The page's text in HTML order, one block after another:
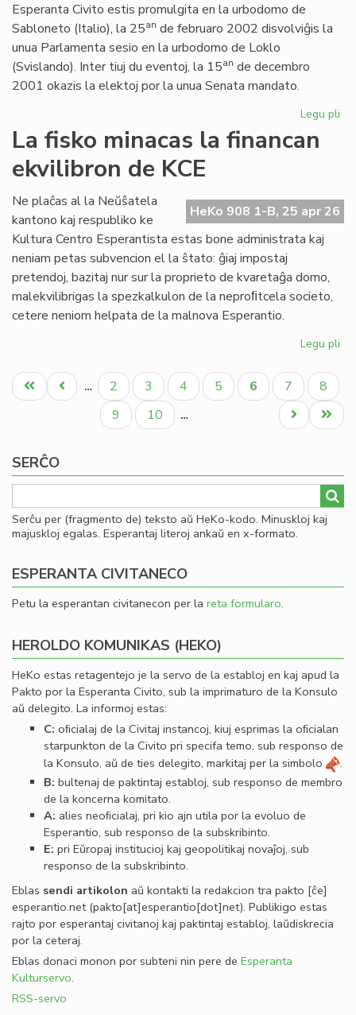
Esperanta Civito estis promulgita en la urbodomo de
Sabloneto (Italio), la 25an de februaro 2002 disvolviĝis la
unua Parlamenta sesio en la urbodomo de Loklo
(Svislando). Inter tiuj du eventoj, la 15an de decembro
2001 okazis la elektoj por la unua Senata mandato.
Legu pli
La fisko minacas la financan
ekvilibron de KCE
HeKo 908 1-B, 25 apr 26
Ne plaĉas al la Neŭŝatela
kantono kaj respubliko ke
Kultura Centro Esperantista estas bone administrata kaj
neniam petas subvencion el la ŝtato: ĝiaj impostaj
pretendoj, bazitaj nur sur la proprieto de kvaretaĝa domo,
malekvilibrigas la spezkalkulon de la neproﬁtcela societo,
cetere neniom helpata de la malnova Esperantio.
Legu pli
la
Pagination
Unua
paĝo
Antaŭa
paĝo
… Paĝo
2 Paĝo
3 Paĝo
4 Paĝo
5
Aktuala
paĝo
6 Paĝo
7 Paĝo
8
Paĝo
9 Paĝo
10 …
Last
page
Next
page
SERĈO
Serĉu per (fragmento de) teksto aŭ HeKo-kodo. Minuskloj kaj
majuskloj egalas. Esperantaj literoj ankaŭ en x-formato.
ESPERANTA CIVITANECO
Petu la esperantan civitanecon per la reta formularo.
HEROLDO KOMUNIKAS (HEKO)
HeKo estas retagentejo je la servo de la establoj en kaj apud la
Pakto por la Esperanta Civito, sub la imprimaturo de la Konsulo
aŭ delegito. La informoj estas:
C: oﬁcialaj de la Civitaj instancoj, kiuj esprimas la oﬁcialan
starpunkton de la Civito pri specifa temo, sub responso de
la Konsulo, aŭ de ties delegito, markitaj per la simbolo
.
B: bultenaj de paktintaj establoj, sub responso de membro
de la koncerna komitato.
A: alies neoﬁcialaj, pri kio ajn utila por la evoluo de
Esperantio, sub responso de la subskribinto.
E: pri Eŭropaj institucioj kaj geopolitikaj novaĵoj, sub
responso de la subskribinto.
Eblas sendi artikolon aŭ kontakti la redakcion tra pakto [ĉe]
esperantio.net(pakto[at]esperantio[dot]net). Publikigo estas
rajto por esperantaj civitanoj kaj paktintaj establoj, laŭdiskrecia
por la ceteraj.
Eblas donaci monon por subteni nin pere de Esperanta
Kulturservo.
RSS-servo